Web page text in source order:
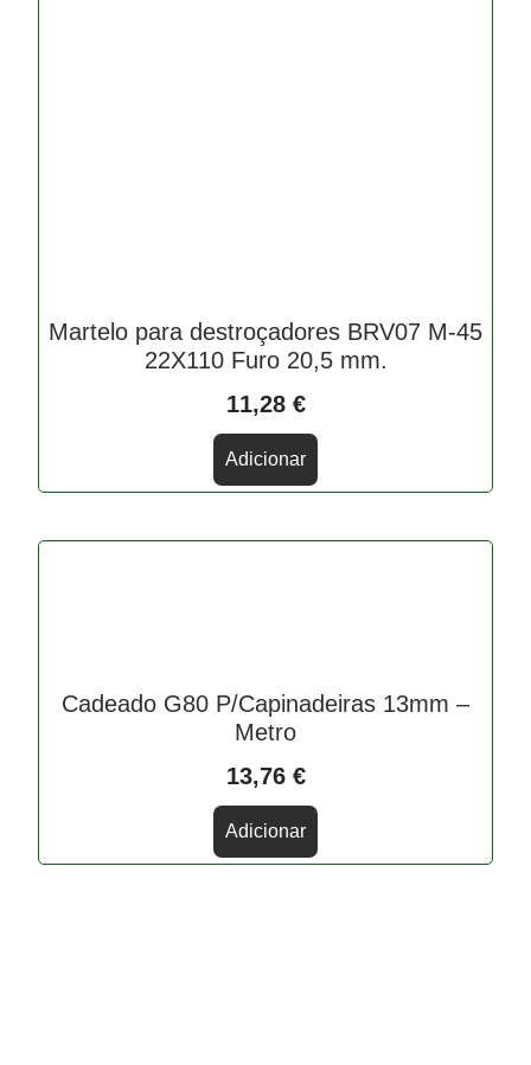
Martelo para destroçadores BRV07 M-45
22X110 Furo 20,5 mm.
11,28 €
Adicionar
Cadeado G80 P/Capinadeiras 13mm –
Metro
13,76 €
Adicionar